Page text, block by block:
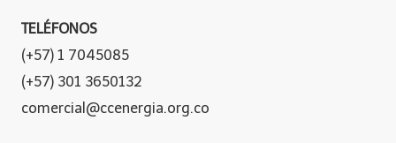
TELÉFONOS
(+57) 1 7045085
(+57) 301 3650132
comercial@ccenergia.org.co